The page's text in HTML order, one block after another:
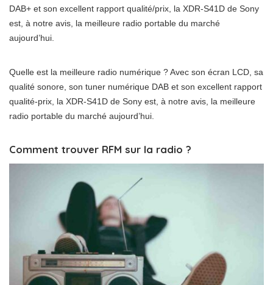
DAB+ et son excellent rapport qualité/prix, la XDR-S41D de Sony
est, à notre avis, la meilleure radio portable du marché
aujourd’hui.
Quelle est la meilleure radio numérique ? Avec son écran LCD, sa
qualité sonore, son tuner numérique DAB et son excellent rapport
qualité-prix, la XDR-S41D de Sony est, à notre avis, la meilleure
radio portable du marché aujourd’hui.
Comment trouver RFM sur la radio ?